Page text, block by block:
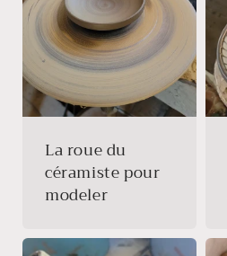
La roue du
céramiste pour
modeler